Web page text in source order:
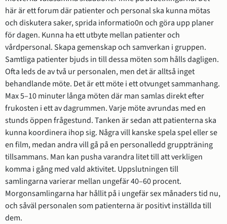
här är ett forum där patienter och personal ska kunna mötas
och diskutera saker, sprida informatio0n och göra upp planer
för dagen. Kunna ha ett utbyte mellan patienter och
vårdpersonal. Skapa gemenskap och samverkan i gruppen.
Samtliga patienter bjuds in till dessa möten som hålls dagligen.
Ofta leds de av två ur personalen, men det är alltså inget
behandlande möte. Det är ett möte i ett otvunget sammanhang.
Max 5–10 minuter långa möten där man samlas direkt efter
frukosten i ett av dagrummen. Varje möte avrundas med en
stunds öppen frågestund. Tanken är sedan att patienterna ska
kunna koordinera ihop sig. Några vill kanske spela spel eller se
en film, medan andra vill gå på en personalledd gruppträning
tillsammans. Man kan pusha varandra litet till att verkligen
komma i gång med vald aktivitet. Uppslutningen till
samlingarna varierar mellan ungefär 40–60 procent.
Morgonsamlingarna har hållit på i ungefär sex månaders tid nu,
och såväl personalen som patienterna är positivt inställda till
dem.